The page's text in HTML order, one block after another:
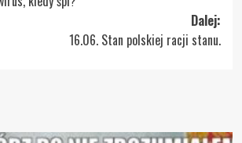
Dalej:
16.06. Stan polskiej racji stanu.